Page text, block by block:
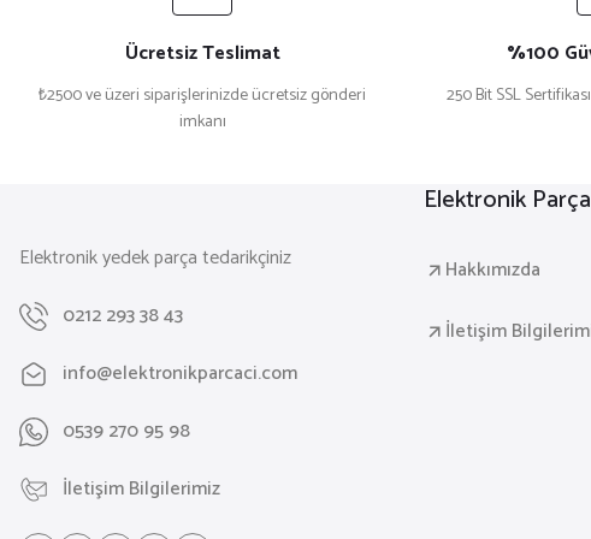
Ücretsiz Teslimat
₺2500 ve üzeri siparişlerinizde ücretsiz gönderi
imkanı
%100
250 Bit SSL
Elektronik yedek parça tedarikçiniz
0212 293 38 43
info@elektronikparcaci.com
0539 270 95 98
İletişim Bilgilerimiz
Elektronik
Hakkımızda
İletişim